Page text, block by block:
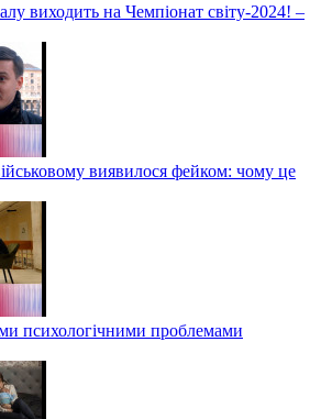
виходить на Чемпіонат світу-2024! –
виявилося фейком: чому це
психологічними проблемами